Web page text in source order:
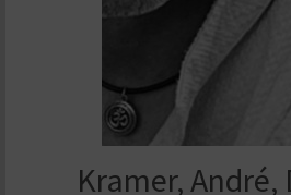
Kramer, André,